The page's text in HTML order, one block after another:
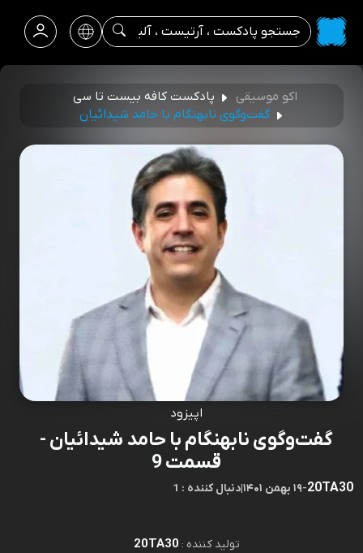
اکو موسیقی
پادکست کافه بیست تا سی
گفت‌وگوی نابهنگام با حامد شیدائیان
اپیزود
گفت‌وگوی نابهنگام با حامد شیدائیان -
قسمت 9
20TA30
-۱۹ بهمن ۱۴۰۱ |1 : دنبال کننده
تولید کننده : 20TA30